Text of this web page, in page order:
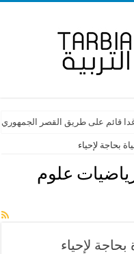
غدا قائم على طريق القصر الجمهوري
بحاجة لإحياء
علوم
لإحياء